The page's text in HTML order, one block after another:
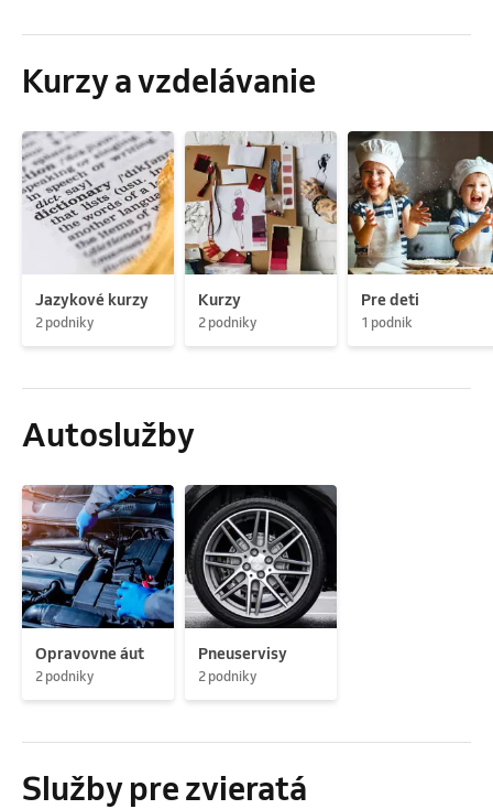
Kurzy a vzdelávanie
Jazykové kurzy
2 podniky
Kurzy
2 podniky
Pre deti
1 podnik
Autoslužby
Opravovne áut
2 podniky
Pneuservisy
2 podniky
Služby pre zvieratá